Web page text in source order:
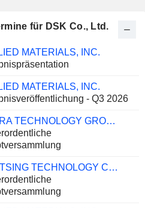
für DSK Co., Ltd.
MATERIALS, INC.
MATERIALS, INC.
- Q3 2026
NAURA TECHNOLOGY GROUP CO., LTD.
HWATSING TECHNOLOGY CO., LTD.